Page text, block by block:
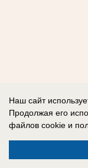
Наш сайт
Продолжая его
файлов cookie и